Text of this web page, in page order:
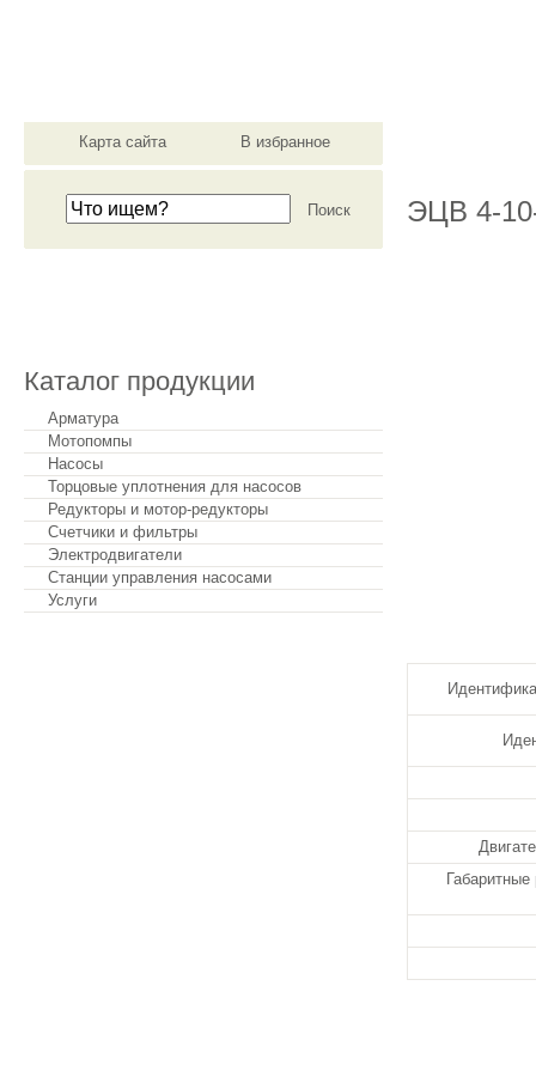
Карта сайта В избранное
ЭЦВ 4-
Каталог продукции
Арматура
Мотопомпы
Насосы
Торцовые уплотнения для насосов
Редукторы и мотор-редукторы
Счетчики и фильтры
Электродвигатели
Станции управления насосами
Услуги